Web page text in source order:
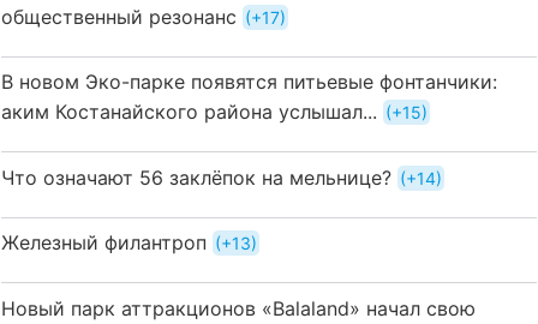
общественный резонанс
+17
В новом Эко-парке появятся питьевые фонтанчики:
аким Костанайского района услышал...
+15
Что означают 56 заклёпок на мельнице? +14
Железный филантроп +13
Новый парк аттракционов «Balaland» начал свою